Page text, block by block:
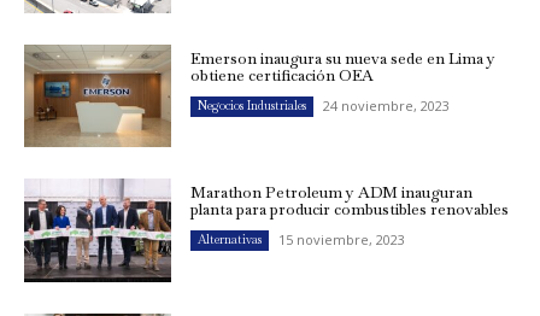
Emerson inaugura su nueva sede en Lima y
obtiene certificación OEA
Negocios Industriales 24 noviembre, 2023
Marathon Petroleum y ADM inauguran
planta para producir combustibles renovables
Alternativas 15 noviembre, 2023